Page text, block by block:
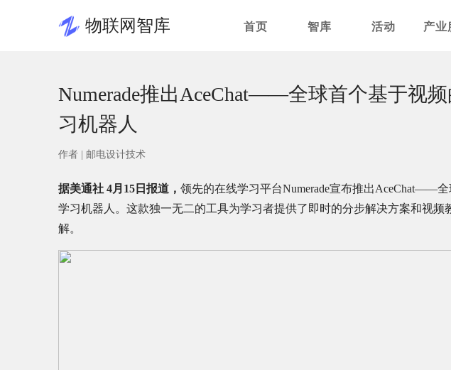
物联网智库 首页 智库 活动 产业
Numerade推出AceChat——全球首个基于视
习机器人
作者 | 邮电设计技术
据美通社 4月15日报道， 领先的在线学习平台Numerade宣布推出AceChat——
学习机器人。这款独一无二的工具为学习者提供了即时的分步解决方案和视频
解。